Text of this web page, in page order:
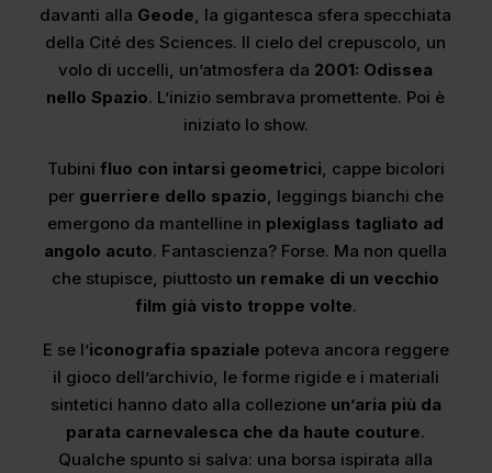
davanti alla Geode, la gigantesca sfera specchiata
della Cité des Sciences. Il cielo del crepuscolo, un
volo di uccelli, un’atmosfera da 2001: Odissea
nello Spazio. L’inizio sembrava promettente. Poi è
iniziato lo show.
Tubini fluo con intarsi geometrici, cappe bicolori
per guerriere dello spazio, leggings bianchi che
emergono da mantelline in plexiglass tagliato ad
angolo acuto. Fantascienza? Forse. Ma non quella
che stupisce, piuttosto un remake di un vecchio
film già visto troppe volte.
E se l’iconografia spaziale poteva ancora reggere
il gioco dell’archivio, le forme rigide e i materiali
sintetici hanno dato alla collezione un’aria più da
parata carnevalesca che da haute couture.
Qualche spunto si salva: una borsa ispirata alla